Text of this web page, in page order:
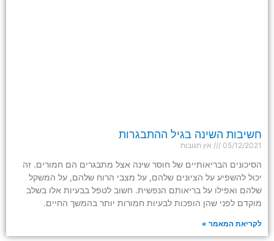
חשיבות השינה בגיל ההתבגרות
05/12/2021 אין תגובות
הסיכונים הבריאותיים של חוסר שינה אצל מתבגרים הם חמורים. זה
יכול להשפיע על הציונים שלהם, על מצבי הרוח שלהם, על המשקל
שלהם ואפילו על בריאותם הנפשית. חשוב לטפל בבעיות אלו בשלב
מוקדם לפני שהן הופכות לבעיות חמורות יותר בהמשך החיים.
לקריאת המאמר »